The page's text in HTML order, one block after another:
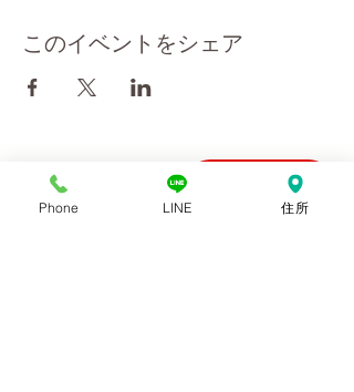
このイベントをシェア
会社概要
お問い合わせ
10:00～18:00
Phone LINE 住所